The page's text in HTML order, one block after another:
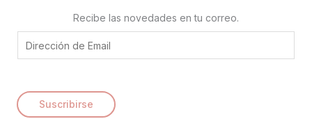
Recibe las novedades en tu correo.
m
l
Suscribirse